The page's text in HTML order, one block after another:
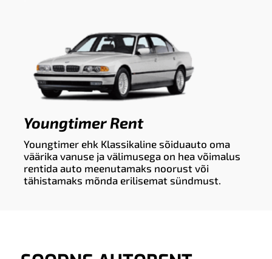
Youngtimer Rent
Youngtimer ehk Klassikaline sõiduauto oma
väärika vanuse ja välimusega on hea võimalus
rentida auto meenutamaks noorust või
tähistamaks mõnda erilisemat sündmust.